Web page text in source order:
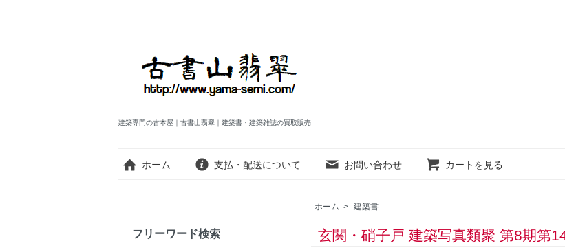
建築専門の古本屋｜古書山翡翠｜建築書・建築雑誌の買取販売
ホーム 支払・配送について お問い合わせ カートを見る
ホーム > 建築書
玄関・硝子戸 建築写真類聚 第8期第
フリーワード検索